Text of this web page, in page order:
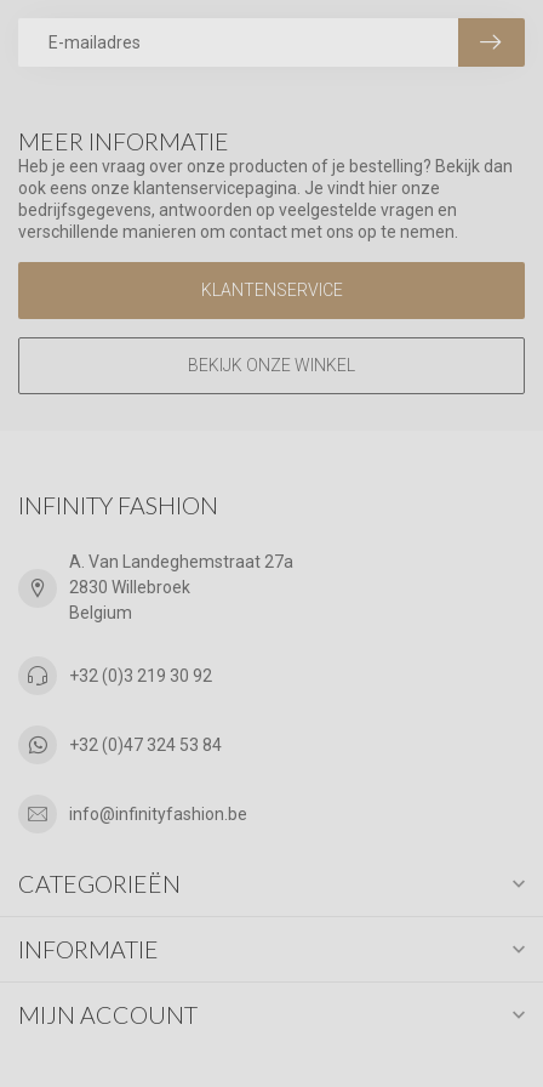
MEER INFORMATIE
Heb je een vraag over onze producten of je bestelling? Bekijk dan
ook eens onze klantenservicepagina. Je vindt hier onze
bedrijfsgegevens, antwoorden op veelgestelde vragen en
verschillende manieren om contact met ons op te nemen.
KLANTENSERVICE
BEKIJK ONZE WINKEL
INFINITY FASHION
A. Van Landeghemstraat 27a
2830 Willebroek
Belgium
+32 (0)3 219 30 92
+32 (0)47 324 53 84
info@infinityfashion.be
CATEGORIEËN
INFORMATIE
MIJN ACCOUNT